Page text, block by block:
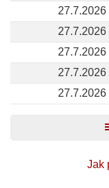
27.7.2026
27.7.2026
27.7.2026
27.7.2026
27.7.2026
Jak